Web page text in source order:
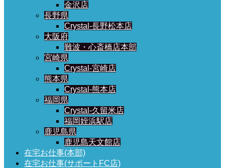
金沢店
長野県
Crystal-長野松本店
大阪府
難波・心斎橋店本部
宮崎県
Crystal-宮崎店
熊本県
Crystal-熊本店
福岡県
Crystal-久留米店
福岡姪浜駅店
鹿児島県
鹿児島天文館店
在宅お仕事(本部)
在宅お仕事(サポートFC店)